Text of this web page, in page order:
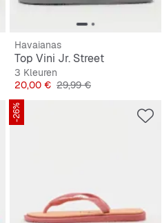
Havaianas
Top Vini Jr. Street
3 Kleuren
Prijs
20,00 € Originele Prijs
29,99 €
-26%